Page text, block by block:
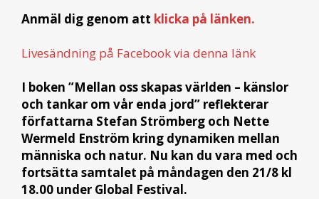
Anmäl dig genom att klicka på länken.
Livesändning på Facebook via denna länk
I boken ”Mellan oss skapas världen – känslor
och tankar om vår enda jord” reflekterar
författarna Stefan Strömberg och Nette
Wermeld Enström kring dynamiken mellan
människa och natur. Nu kan du vara med och
fortsätta samtalet på måndagen den 21/8 kl
18.00 under Global Festival.